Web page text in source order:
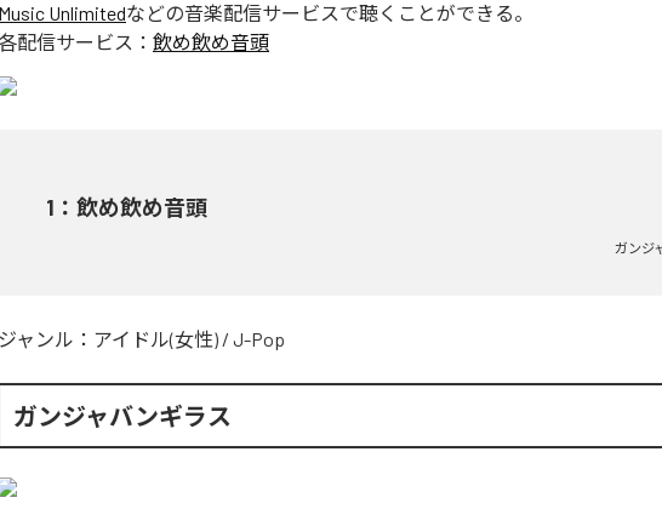
Music Unlimitedなどの音楽配信サービスで聴くことができる。
配信サービス： 飲め飲め音頭
1 ： 飲め飲め音頭
ガンジ
ジャンル： アイドル(女性) / J-Pop
ガンジャバンギラス